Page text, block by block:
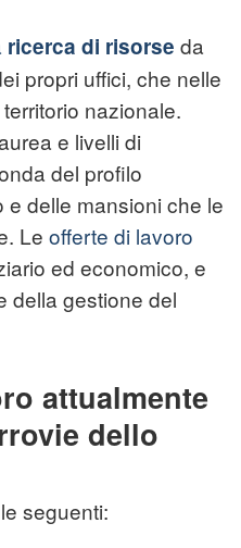
ricerca di risorse da
propri uffici, che nelle
nazionale.
e livelli di
del profilo
delle mansioni che le
Le offerte di lavoro
ed economico, e
della gestione del
attualmente
dello
seguenti: